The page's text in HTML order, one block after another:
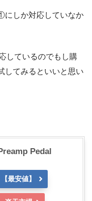
にしか対応していなか
しているのでもし購
してみるといいと思い
Pedal
最安値】